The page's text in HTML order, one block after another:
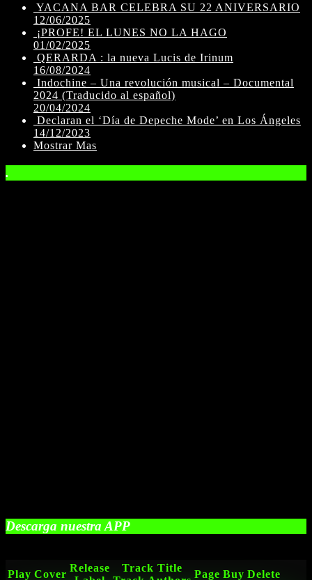
YACANA BAR CELEBRA SU 22 ANIVERSARIO
12/06/2025
¡PROFE! EL LUNES NO LA HAGO
01/02/2025
QERARDA : la nueva Lucis de Irinum
16/08/2024
Indochine – Una revolución musical – Documental
2024 (Traducido al español)
20/04/2024
Declaran el ‘Día de Depeche Mode’ en Los Ángeles
14/12/2023
Mostrar Mas
.
Descarga nuestra APP
Play Cover
Release
Track Title
Page Buy Delete